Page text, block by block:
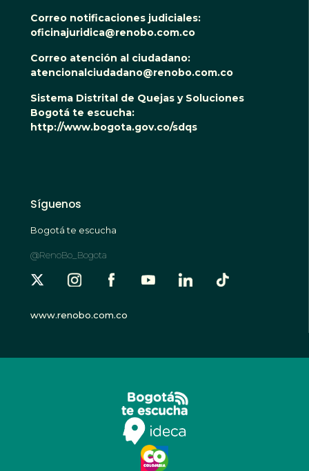
Correo notificaciones judiciales:
oficinajuridica@renobo.com.co
Correo atención al ciudadano:
atencionalciudadano@renobo.com.co
Sistema Distrital de Quejas y Soluciones
Bogotá te escucha:
http://www.bogota.gov.co/sdqs
Síguenos
Bogotá te escucha
@RenoBo_Bogota
www.renobo.com.co